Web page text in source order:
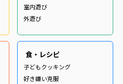
室内遊び
外遊び
食・レシピ
子どもクッキング
好き嫌い克服